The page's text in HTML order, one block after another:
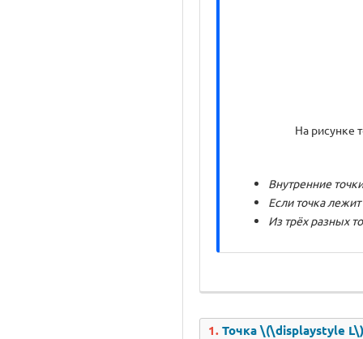
На рисунке
Внутренние
Если точка
Из трёх разных
1. Точка \(\displaystyle